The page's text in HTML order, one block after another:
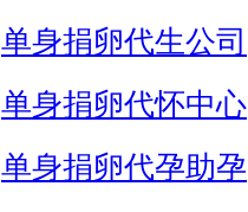
单身捐卵代生公司
单身捐卵代怀中心
单身捐卵代孕助孕